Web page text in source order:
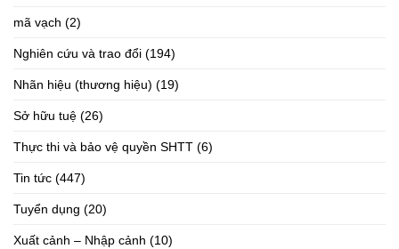
mã vạch (2)
Nghiên cứu và trao đổi (194)
Nhãn hiệu (thương hiệu) (19)
Sở hữu tuệ (26)
Thực thi và bảo vệ quyền SHTT (6)
Tin tức (447)
Tuyển dụng (20)
Xuất cảnh – Nhập cảnh (10)